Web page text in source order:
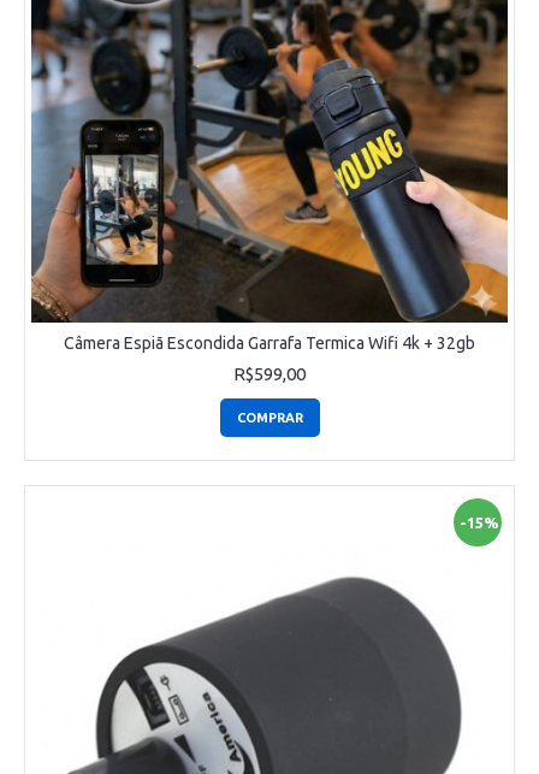
Câmera Espiã Escondida Garrafa Termica Wifi 4k + 32gb
R$599,00
COMPRAR
-15%